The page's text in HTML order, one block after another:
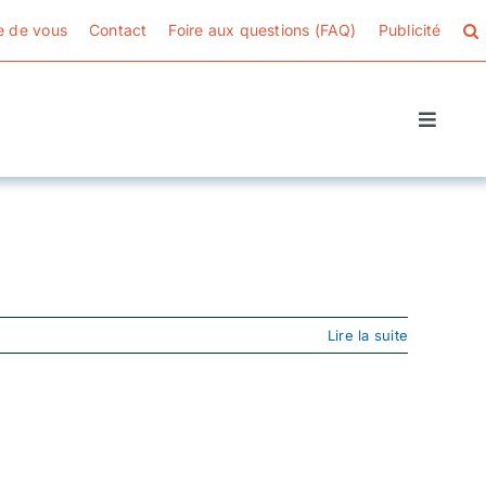
de vous Contact Foire aux questions (FAQ) Publicité
Toggle
Lire la suite